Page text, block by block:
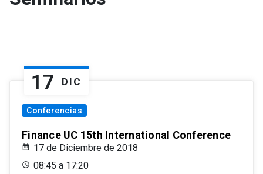
17 DIC
Conferencias
Finance UC 15th International Conference
17 de Diciembre de 2018
08:45 a 17:20